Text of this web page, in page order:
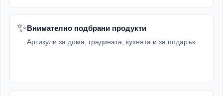
✨Внимателно подбрани продукти
Артикули за дома, градината, кухнята и за подарък.